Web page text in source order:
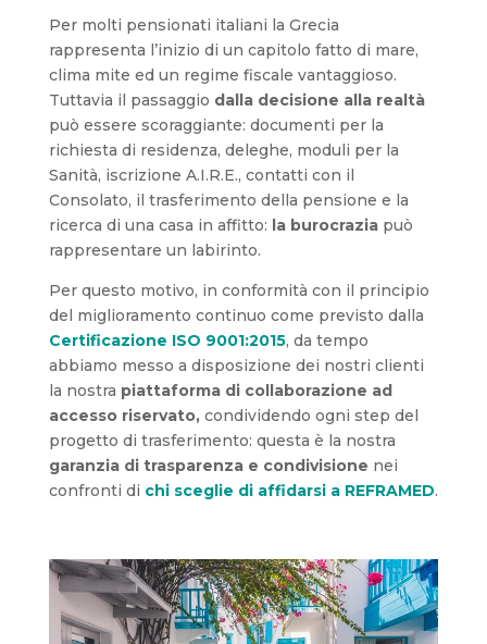
Per molti pensionati italiani la Grecia
rappresenta l’inizio di un capitolo fatto di mare,
clima mite ed un regime fiscale vantaggioso.
Tuttavia il passaggio dalla decisione alla realtà
può essere scoraggiante: documenti per la
richiesta di residenza, deleghe, moduli per la
Sanità, iscrizione A.I.R.E., contatti con il
Consolato, il trasferimento della pensione e la
ricerca di una casa in affitto: la burocraziapuò
rappresentare un labirinto.
Per questo motivo, in conformità con il principio
del miglioramento continuo come previsto dalla
Certificazione ISO 9001:2015, da tempo
abbiamo messo a disposizione dei nostri clienti
la nostra piattaforma di collaborazione ad
accesso riservato,condividendo ogni step del
progetto di trasferimento: questa è la nostra
garanzia di trasparenza e condivisione nei
confronti di chi sceglie di affidarsi a REFRAMED.